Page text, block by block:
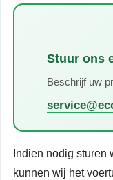
Stuur ons
Beschrijf uw
Indien nodig
kunnen wij het